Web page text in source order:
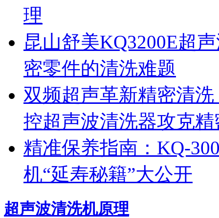
理
昆山舒美KQ3200E超
密零件的清洗难题
双频超声革新精密清
控超声波清洗器攻克
精准保养指南：KQ-
机“延寿秘籍”大公开
超声波清洗机原理